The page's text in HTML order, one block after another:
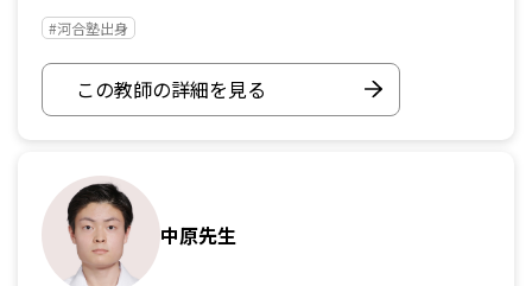
#河合塾出身
この教師の詳細を見る
中原先生